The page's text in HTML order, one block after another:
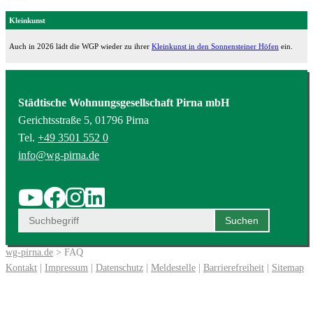
Kleinkunst
Auch in 2026 lädt die WGP wieder zu ihrer Kleinkunst in den Sonnensteiner Höfen ein.
Städtische Wohnungsgesellschaft Pirna mbH
Gerichtsstraße 5, 01796 Pirna
Tel. +49 3501 552 0
info@wg-pirna.de
wg-pirna.de > FAQ
Kontakt | Impressum | Datenschutz | Meldestelle | Barrierefreiheit | Sitemap